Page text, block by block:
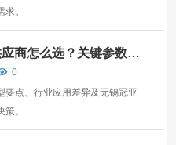
。
商怎么选？关键参数、
温方案解析
0
要点、行业应用差异及无锡冠亚
。